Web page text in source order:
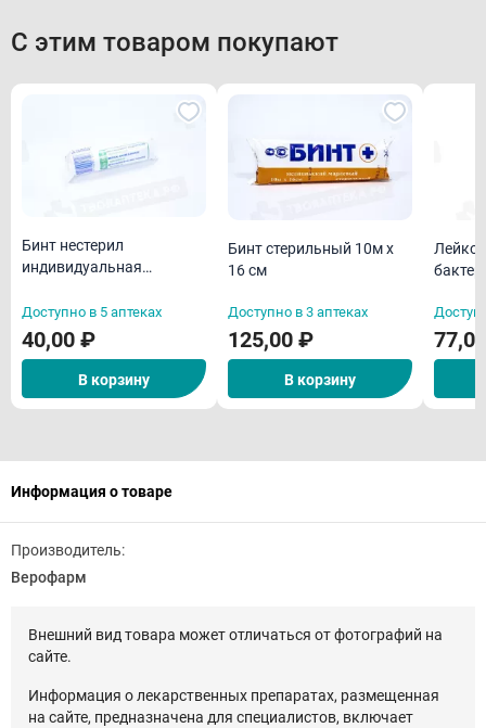
С этим товаром покупают
Бинт нестерил
индивидуальная
Доступно в 5 аптеках
40,00 ₽
В корзину
Бинт стерильный 10м х
16 см
Доступно в 3 аптеках
125,00 ₽
В корзину
Информация о товаре
Производитель:
Верофарм
Внешний вид товара может отличаться от фотографий на
сайте.
Информация о лекарственных препаратах, размещенная
на сайте, предназначена для специалистов, включает